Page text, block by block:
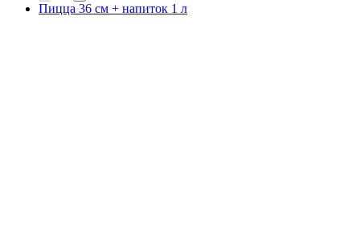
Пицца 36 см + напиток 1 л